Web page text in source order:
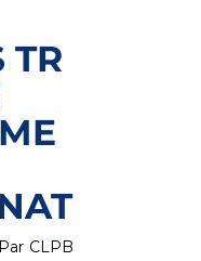
TR
Par CLPB